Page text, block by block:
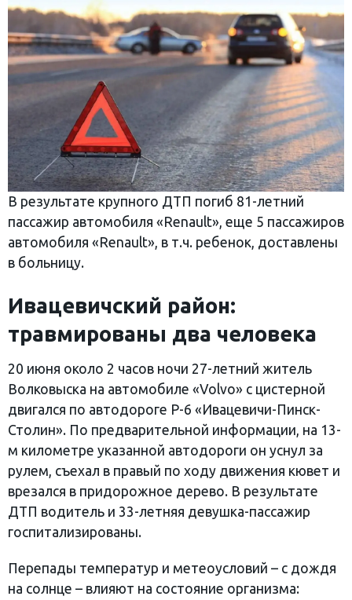
В результате крупного ДТП погиб 81-летний
пассажир автомобиля «Renault», еще 5 пассажиров
автомобиля «Renault», в т.ч. ребенок, доставлены
в больницу.
Ивацевичский район:
травмированы два человека
20 июня около 2 часов ночи 27-летний житель
Волковыска на автомобиле «Volvo» с цистерной
двигался по автодороге Р-6 «Ивацевичи-Пинск-
Столин». По предварительной информации, на 13-
м километре указанной автодороги он уснул за
рулем, съехал в правый по ходу движения кювет и
врезался в придорожное дерево. В результате
ДТП водитель и 33-летняя девушка-пассажир
госпитализированы.
Перепады температур и метеоусловий – с дождя
на солнце – влияют на состояние организма: